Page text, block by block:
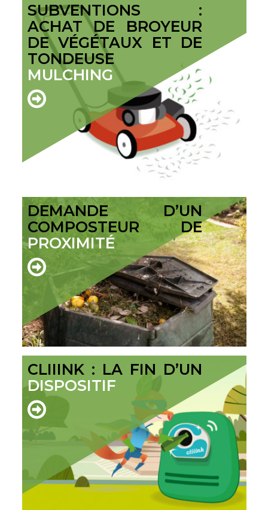
SUBVENTIONS :
ACHAT DE BROYEUR
DE VÉGÉTAUX ET DE
TONDEUSE
MULCHING
DEMANDE D’UN
COMPOSTEUR DE
PROXIMITÉ
CLIIINK : LA FIN D’UN
DISPOSITIF